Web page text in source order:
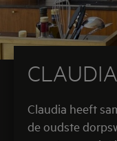
Claudia heeft
de oudste